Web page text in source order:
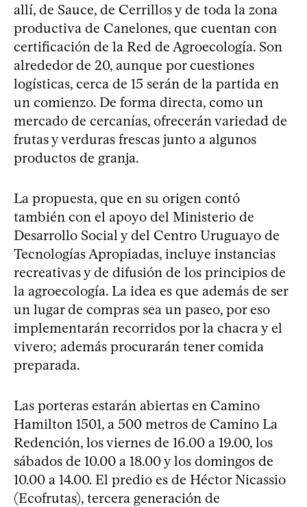
allí, de Sauce, de Cerrillos y de toda la zona
productiva de Canelones, que cuentan con
certificación de la Red de Agroecología. Son
alrededor de 20, aunque por cuestiones
logísticas, cerca de 15 serán de la partida en
un comienzo. De forma directa, como un
mercado de cercanías, ofrecerán variedad de
frutas y verduras frescas junto a algunos
productos de granja.
La propuesta, que en su origen contó
también con el apoyo del Ministerio de
Desarrollo Social y del Centro Uruguayo de
Tecnologías Apropiadas, incluye instancias
recreativas y de difusión de los principios de
la agroecología. La idea es que además de ser
un lugar de compras sea un paseo, por eso
implementarán recorridos por la chacra y el
vivero; además procurarán tener comida
preparada.
Las porteras estarán abiertas en Camino
Hamilton 1501, a 500 metros de Camino La
Redención, los viernes de 16.00 a 19.00, los
sábados de 10.00 a 18.00 y los domingos de
10.00 a 14.00. El predio es de Héctor Nicassio
(Ecofrutas), tercera generación de